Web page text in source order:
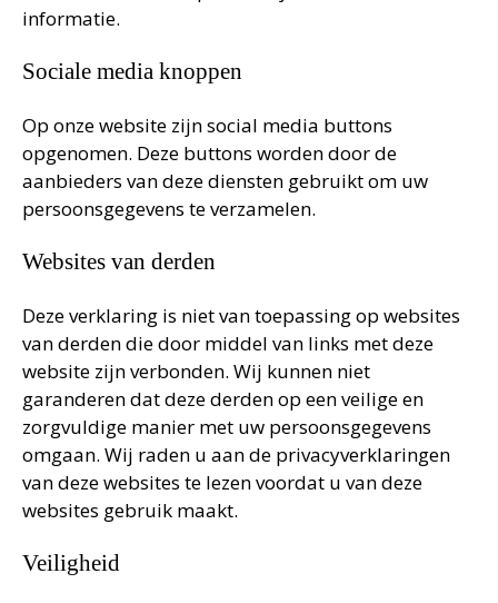
informatie.
Sociale media knoppen
Op onze website zijn social media buttons
opgenomen. Deze buttons worden door de
aanbieders van deze diensten gebruikt om uw
persoonsgegevens te verzamelen.
Websites van derden
Deze verklaring is niet van toepassing op websites
van derden die door middel van links met deze
website zijn verbonden. Wij kunnen niet
garanderen dat deze derden op een veilige en
zorgvuldige manier met uw persoonsgegevens
omgaan. Wij raden u aan de privacyverklaringen
van deze websites te lezen voordat u van deze
websites gebruik maakt.
Veiligheid